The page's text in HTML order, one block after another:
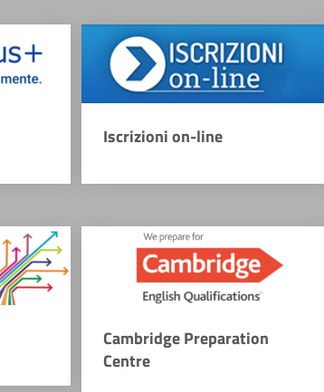
Iscrizioni on-line
Cambridge Preparation
Centre